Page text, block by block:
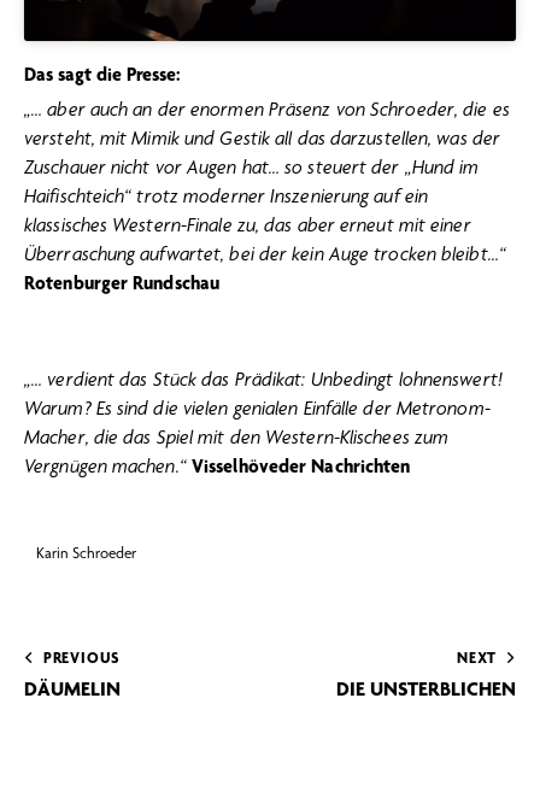
Das sagt die Presse:
„… aber auch an der enormen Präsenz von Schroeder, die es
versteht, mit Mimik und Gestik all das darzustellen, was der
Zuschauer nicht vor Augen hat… so steuert der „Hund im
Haifischteich“ trotz moderner Inszenierung auf ein
klassisches Western-Finale zu, das aber erneut mit einer
Überraschung aufwartet, bei der kein Auge trocken bleibt…“
Rotenburger Rundschau
„… verdient das Stück das Prädikat: Unbedingt lohnenswert!
Warum? Es sind die vielen genialen Einfälle der Metronom-
Macher, die das Spiel mit den Western-Klischees zum
Vergnügen machen.“ Visselhöveder Nachrichten
Karin Schroeder
PREVIOUS
DÄUMELIN
NEXT
DIE UNSTERBLICHEN